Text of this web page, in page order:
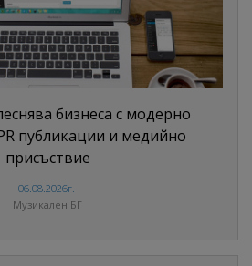
бизнеса с модерно
публикации и медийно
присъствие
06.08.2026г.
Музикален БГ